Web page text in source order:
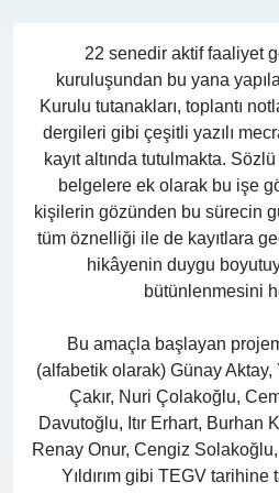
22 senedir aktif faaliyet
kuruluşundan bu yana
Kurulu tutanakları, toplantı
dergileri gibi çeşitli yazılı
kayıt altında tutulmakta.
belgelere ek olarak bu işe
kişilerin gözünden bu sürecin
tüm öznelliği ile de kayıtlara
hikâyenin duygu
bütünlenmesini
Bu amaçla başlayan
(alfabetik olarak) Günay Aktay,
Çakır, Nuri Çolakoğlu,
Davutoğlu, Itır Erhart, Burhan
Renay Onur, Cengiz
Yıldırım gibi TEGV tarihine